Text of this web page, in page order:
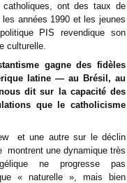
ont des taux de
années 1990 et les jeunes
PIS revendique son
culturelle.
gagne des fidèles
latine — au Brésil, au
dit sur la capacité des
que le catholicisme
et une autre sur le déclin
montrent une dynamique très
ne progresse pas
« naturelle », mais bien